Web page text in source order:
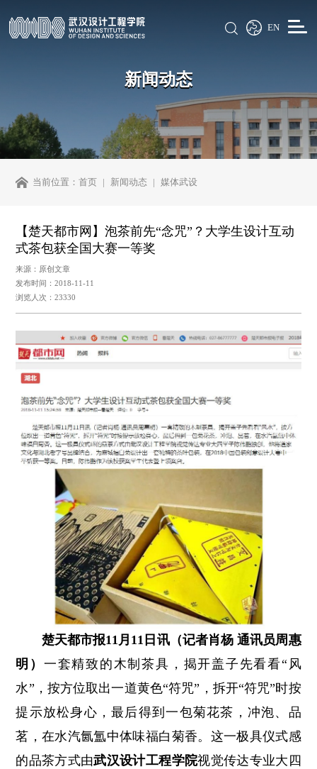
EN
新闻动态
当前位置：首页 新闻动态 媒体武设
【楚天都市网】泡茶前先“念咒”？大学生设计互动
式茶包获全国大赛一等奖
来源：原创文章
发布时间：2018-11-11
浏览人次：23330
楚天都市报11月11日讯（记者肖杨 通讯员周惠
明） 一套精致的木制茶具，揭开盖子先看看“风
水”，按方位取出一道黄色“符咒”，拆开“符咒”时按
提示放松身心，最后得到一包菊花茶，冲泡、品
茗，在水汽氤氲中体味福白菊香。这一极具仪式感
的品茶方式由武汉设计工程学院视觉传达专业大四